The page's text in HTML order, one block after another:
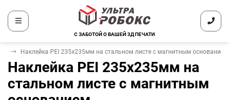
С ЗАБОТОЙ О ВАШЕЙ 3Д ПЕЧАТИ
Наклейка PEI 235х235мм на стальном листе с магнитным основанием
Наклейка PEI 235х235мм на
стальном листе с магнитным